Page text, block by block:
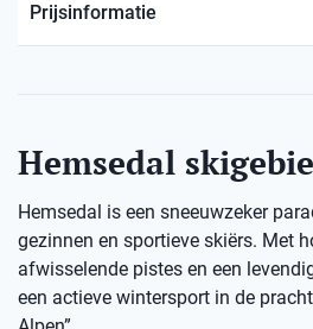
Prijsinformatie
Hemsedal
Hemsedal is een sneeuwzeker
gezinnen en sportieve skiërs. Met
afwisselende pistes en een
een actieve wintersport in de